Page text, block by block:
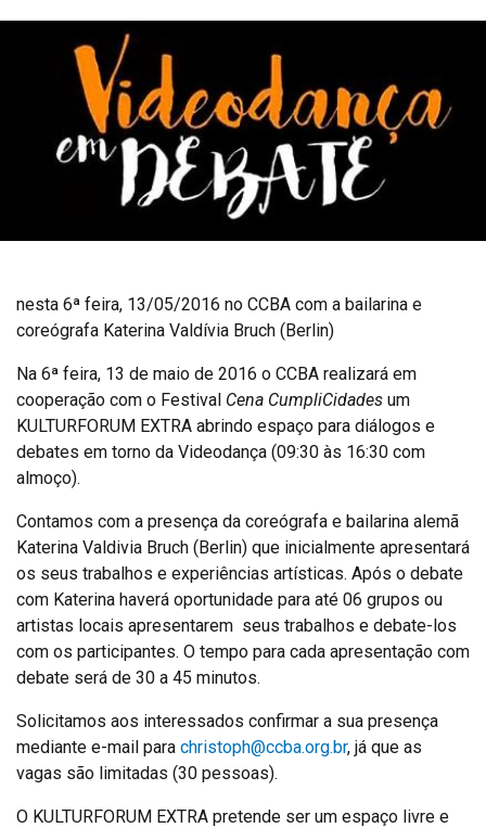
nesta 6ª feira, 13/05/2016 no CCBA com a bailarina e
coreógrafa Katerina Valdívia Bruch (Berlin)
Na 6ª feira, 13 de maio de 2016 o CCBA realizará em
cooperação com o Festival Cena CumpliCidades um
KULTURFORUM EXTRA abrindo espaço para diálogos e
debates em torno da Videodança (09:30 às 16:30 com
almoço).
Contamos com a presença da coreógrafa e bailarina alemã
Katerina Valdivia Bruch (Berlin) que inicialmente apresentará
os seus trabalhos e experiências artísticas. Após o debate
com Katerina haverá oportunidade para até 06 grupos ou
artistas locais apresentarem seus trabalhos e debate-los
com os participantes. O tempo para cada apresentação com
debate será de 30 a 45 minutos.
Solicitamos aos interessados confirmar a sua presença
mediante e-mail para christoph@ccba.org.br, já que as
vagas são limitadas (30 pessoas).
O KULTURFORUM EXTRA pretende ser um espaço livre e